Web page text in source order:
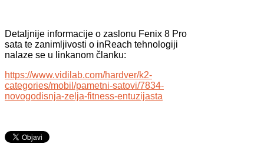
Detaljnije informacije o zaslonu Fenix 8 Pro
sata te zanimljivosti o inReach tehnologiji
nalaze se u linkanom članku:
https://www.vidilab.com/hardver/k2-
categories/mobil/pametni-satovi/7834-
novogodisnja-zelja-fitness-entuzijasta